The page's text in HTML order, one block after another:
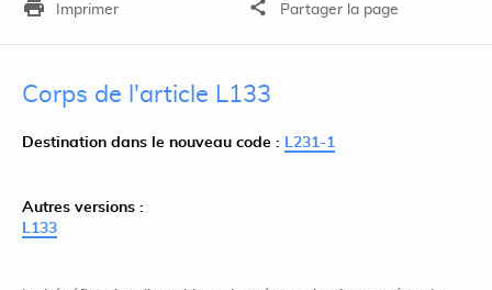
Imprimer Partager la page
Corps de l'article L133
Destination dans le nouveau code : L231-1
Autres versions :
L133